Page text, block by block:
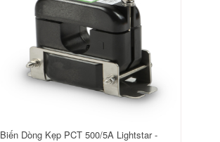
Biến Dòng Kẹp PCT 500/5A Lightstar -